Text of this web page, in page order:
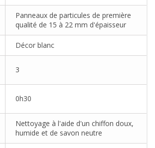
Panneaux de particules de première
qualité de 15 à 22 mm d'épaisseur
Décor blanc
3
0h30
Nettoyage à l'aide d'un chiffon doux,
humide et de savon neutre